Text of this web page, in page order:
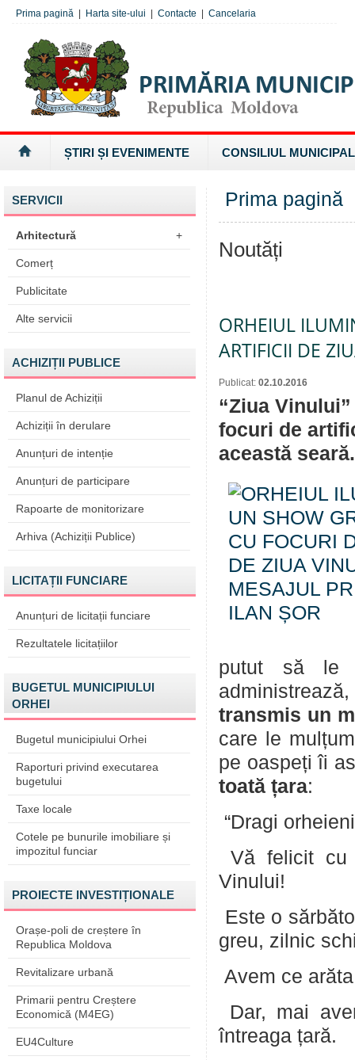
Prima pagină Harta site-ului Contacte Cancelaria
ȘTIRI ȘI EVENIMENTE CONSILIUL MUNICIPAL
SERVICII
Arhitectură +
Comerț
Publicitate
Alte servicii
ACHIZIȚII PUBLICE
Planul de Achiziții
Achiziții în derulare
Anunțuri de intenție
Anunțuri de participare
Rapoarte de monitorizare
Arhiva (Achiziții Publice)
LICITAȚII FUNCIARE
Anunțuri de licitații funciare
Rezultatele licitațiilor
BUGETUL MUNICIPIULUI
ORHEI
Bugetul municipiului Orhei
Raporturi privind executarea
bugetului
Taxe locale
Cotele pe bunurile imobiliare și
impozitul funciar
PROIECTE INVESTIȚIONALE
Orașe-poli de creștere în
Republica Moldova
Revitalizare urbană
Primarii pentru Creștere
Economică (M4EG)
EU4Culture
Prima pagină
Noutăți
ORHEIUL
ARTIFICII DE
Publicat: 02.10.2016
“Ziua
focuri de
această seară.
putut să le
transmis un
care le
pe oaspeți îi
toată țara:
“Dragi
Vă felicit cu
Vinului!
Este o
greu, zilnic
Avem ce
Dar, mai
întreaga țară.